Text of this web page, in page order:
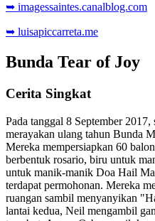
➥ imagessaintes.canalblog.com
➥ luisapiccarreta.me
Bunda Tear of Joy
Cerita Singkat
Pada tanggal 8 September
merayakan ulang tahun Bunda
Mereka mempersiapkan 60
berbentuk rosario, biru untuk
untuk manik-manik Doa Hail
terdapat permohonan. Mereka
ruangan sambil menyanyikan
lantai kedua, Neil mengambil